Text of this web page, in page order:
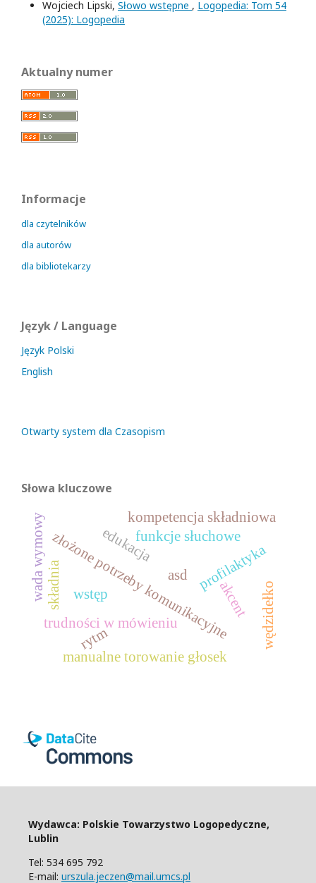
Wojciech Lipski, Słowo wstępne , Logopedia: Tom 54
(2025): Logopedia
Aktualny numer
Informacje
dla czytelników
dla autorów
dla bibliotekarzy
Język / Language
Język Polski
English
Otwarty system dla Czasopism
Słowa kluczowe
wstęp
złożone potrzeby komunikacyjne
edukacja
asd
funkcje słuchowe
trudności w mówieniu
wada wymowy profilaktyka
wędzidełko
akcent
rytm
manualne torowanie głosek
składnia
kompetencja składniowa
Wydawca: Polskie Towarzystwo Logopedyczne,
Lublin
Tel: 534 695 792
E-mail: urszula.jeczen@mail.umcs.pl